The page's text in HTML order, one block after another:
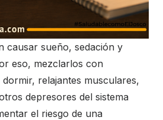
causar sueño, sedación y
eso, mezclarlos con
relajantes musculares,
depresores del sistema
el riesgo de una